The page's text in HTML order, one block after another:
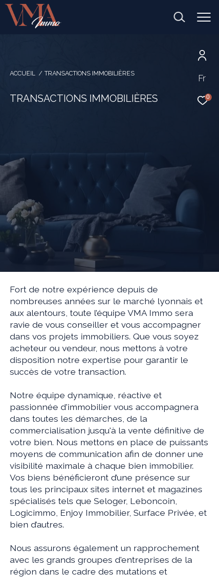
Fr
0
ACCUEIL TRANSACTIONS IMMOBILIÈRES
TRANSACTIONS IMMOBILIÈRES
Fort de notre expérience depuis de
nombreuses années sur le marché lyonnais et
aux alentours, toute l’équipe VMA Immo sera
ravie de vous conseiller et vous accompagner
dans vos projets immobiliers. Que vous soyez
acheteur ou vendeur, nous mettons à votre
disposition notre expertise pour garantir le
succès de votre transaction.
Notre équipe dynamique, réactive et
passionnée d'immobilier vous accompagnera
dans toutes les démarches, de la
commercialisation jusqu'à la vente définitive de
votre bien. Nous mettons en place de puissants
moyens de communication afin de donner une
visibilité maximale à chaque bien immobilier.
Vos biens bénéficieront d’une présence sur
tous les principaux sites internet et magazines
spécialisés tels que Seloger, Leboncoin,
Logicimmo, Enjoy Immobilier, Surface Privée, et
bien d’autres.
Nous assurons également un rapprochement
avec les grands groupes d'entreprises de la
région dans le cadre des mutations et